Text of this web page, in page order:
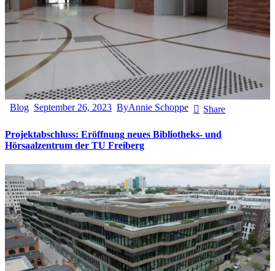
Blog September 26, 2023 ByAnnie Schoppe Share
Projektabschluss: Eröffnung neues Bibliotheks- und
Hörsaalzentrum der TU Freiberg